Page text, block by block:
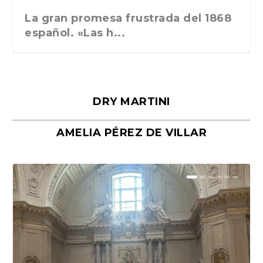
La gran promesa frustrada del 1868
español. «Las h...
Málaga, verso en azul, de Rafael
Porras y Salvador...
«La cocina hebrea. Alimentación
del pueblo judío e...
DRY MARTINI
AMELIA PÉREZ DE VILLAR